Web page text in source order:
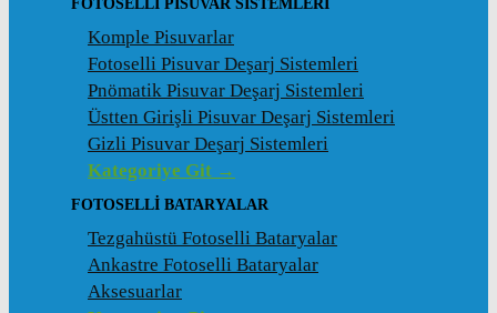
Komple Pisuvarlar
Fotoselli Pisuvar Deşarj Sistemleri
Pnömatik Pisuvar Deşarj Sistemleri
Üstten Girişli Pisuvar Deşarj Sistemleri
Gizli Pisuvar Deşarj Sistemleri
Kategoriye Git →
FOTOSELLI BATARYALAR
Tezgahüstü Fotoselli Bataryalar
Ankastre Fotoselli Bataryalar
Aksesuarlar